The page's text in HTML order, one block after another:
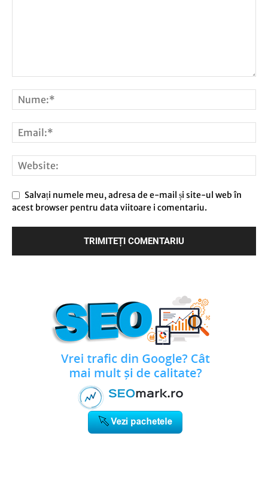
Salvați numele meu, adresa de e-mail și site-ul web în
acest browser pentru data viitoare i comentariu.